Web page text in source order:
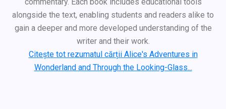
alongside the text, enabling students and readers alike to
gain a deeper and more developed understanding of the
writer and their work.
Citește tot rezumatul cărții Alice's Adventures in
Wonderland and Through the Looking-Glass...